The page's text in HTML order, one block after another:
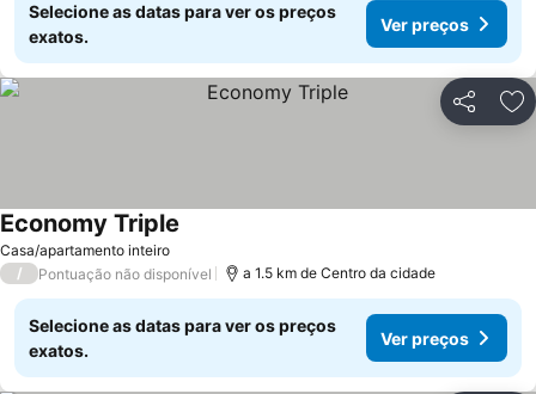
Selecione as datas para ver os preços
exatos.
Ver preços
Partilhar
Casa/apartamento inteiro
Economy Triple
/ Pontuação não disponível a 1.5 km de Centro da cidade
Selecione as datas para ver os preços
exatos.
Ver preços